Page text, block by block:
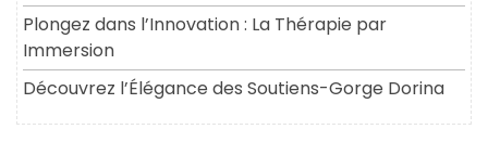
Plongez dans l’Innovation : La Thérapie par
Immersion
Découvrez l’Élégance des Soutiens-Gorge Dorina